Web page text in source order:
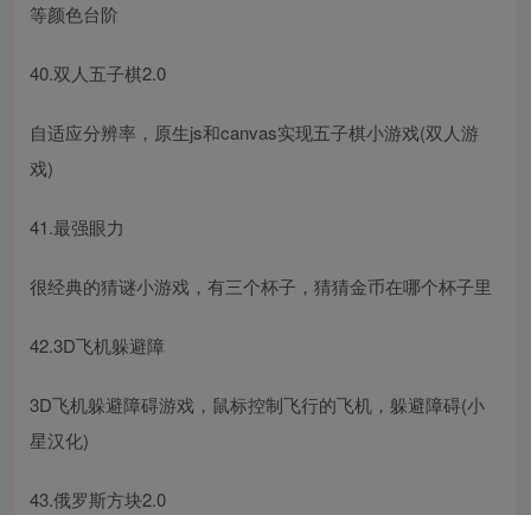
等颜色台阶
40.双人五子棋2.0
自适应分辨率，原生js和canvas实现五子棋小游戏(双人游
戏)
41.最强眼力
很经典的猜谜小游戏，有三个杯子，猜猜金币在哪个杯子里
42.3D飞机躲避障
3D飞机躲避障碍游戏，鼠标控制飞行的飞机，躲避障碍(小
星汉化)
43.俄罗斯方块2.0